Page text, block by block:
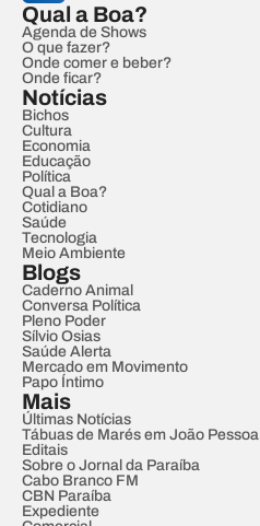
Qual a Boa?
Agenda de Shows
O que fazer?
Onde comer e beber?
Onde ficar?
Notícias
Bichos
Cultura
Economia
Educação
Política
Qual a Boa?
Cotidiano
Saúde
Tecnologia
Meio Ambiente
Blogs
Caderno Animal
Conversa Política
Pleno Poder
Sílvio Osias
Saúde Alerta
Mercado em Movimento
Papo Íntimo
Mais
Últimas Notícias
Tábuas de Marés em João Pessoa
Editais
Sobre o Jornal da Paraíba
Cabo Branco FM
CBN Paraíba
Expediente